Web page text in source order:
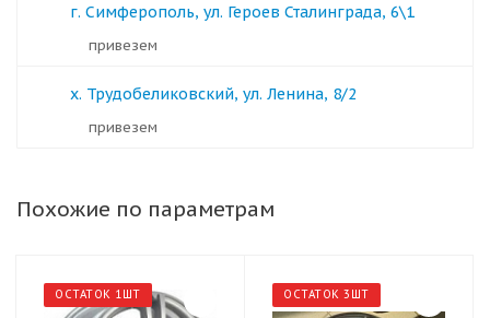
г. Симферополь, ул. Героев Сталинграда, 6\1
Привезем
х. Трудобеликовский, ул. Ленина, 8/2
Привезем
Похожие по параметрам
ОСТАТОК 1ШТ ОСТАТОК 3ШТ